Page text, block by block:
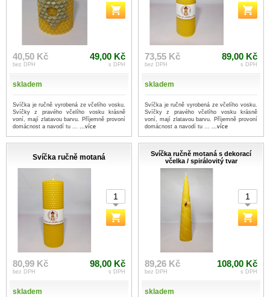
40,50 Kč
bez DPH
49,00 Kč
s DPH
skladem
Svíčka je ručně vyrobená ze včelího vosku.
Svíčky z pravého včelího vosku krásně
voní, mají zlatavou barvu. Příjemně provoní
domácnost a navodí tu ... ...více
73,55 Kč
bez DPH
89,00 Kč
s DPH
skladem
Svíčka je ručně vyrobená ze včelího vosku.
Svíčky z pravého včelího vosku krásně
voní, mají zlatavou barvu. Příjemně provoní
domácnost a navodí tu ... ...více
Svíčka ručně motaná
80,99 Kč
bez DPH
98,00 Kč
s DPH
skladem
Svíčka ručně motaná s dekorací
včelka / spirálovitý tvar
89,26 Kč
bez DPH
108,00 Kč
s DPH
skladem